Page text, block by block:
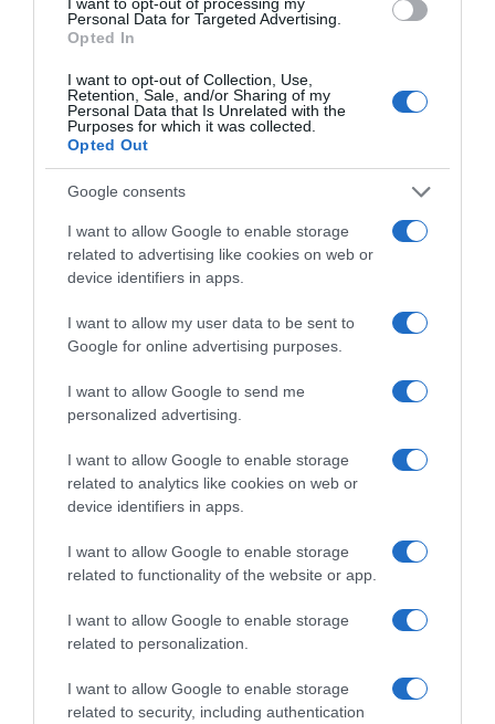
Personal Data for Targeted Advertising.
Opted In
I want to opt-out of Collection, Use,
Retention, Sale, and/or Sharing of my
Personal Data that Is Unrelated with the
Purposes for which it was collected.
Opted Out
Google consents
I want to allow Google to enable storage
related to advertising like cookies on web or
device identifiers in apps.
I want to allow my user data to be sent to
Google for online advertising purposes.
I want to allow Google to send me
personalized advertising.
I want to allow Google to enable storage
related to analytics like cookies on web or
device identifiers in apps.
I want to allow Google to enable storage
related to functionality of the website or app.
I want to allow Google to enable storage
related to personalization.
I want to allow Google to enable storage
related to security, including authentication
Παρακαλώ Περιμένετε...
ΕΞΑΙΡΕΣΗ – ΒΙΣΣΗ ΑΝΝΑ
ΝΙΚΟΣ